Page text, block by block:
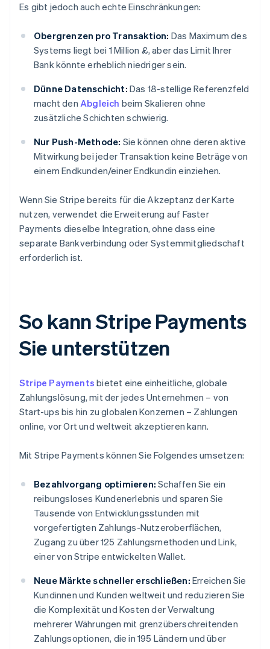
Es gibt jedoch auch echte Einschränkungen:
Obergrenzen pro Transaktion: Das Maximum des
Systems liegt bei 1 Million £, aber das Limit Ihrer
Bank könnte erheblich niedriger sein.
Dünne Datenschicht: Das 18-stellige Referenzfeld
macht den Abgleich beim Skalieren ohne
zusätzliche Schichten schwierig.
Nur Push-Methode: Sie können ohne deren aktive
Mitwirkung bei jeder Transaktion keine Beträge von
einem Endkunden/einer Endkundin einziehen.
Wenn Sie Stripe bereits für die Akzeptanz der Karte
nutzen, verwendet die Erweiterung auf Faster
Payments dieselbe Integration, ohne dass eine
separate Bankverbindung oder Systemmitgliedschaft
erforderlich ist.
So kann Stripe Payments
Sie unterstützen
Stripe Payments bietet eine einheitliche, globale
Zahlungslösung, mit der jedes Unternehmen – von
Start-ups bis hin zu globalen Konzernen – Zahlungen
online, vor Ort und weltweit akzeptieren kann.
Mit Stripe Payments können Sie Folgendes umsetzen:
Bezahlvorgang optimieren: Schaffen Sie ein
reibungsloses Kundenerlebnis und sparen Sie
Tausende von Entwicklungsstunden mit
vorgefertigten Zahlungs-Nutzeroberflächen,
Zugang zu über 125 Zahlungsmethoden und Link,
einer von Stripe entwickelten Wallet.
Neue Märkte schneller erschließen: Erreichen Sie
Kundinnen und Kunden weltweit und reduzieren Sie
die Komplexität und Kosten der Verwaltung
mehrerer Währungen mit grenzüberschreitenden
Zahlungsoptionen, die in 195 Ländern und über